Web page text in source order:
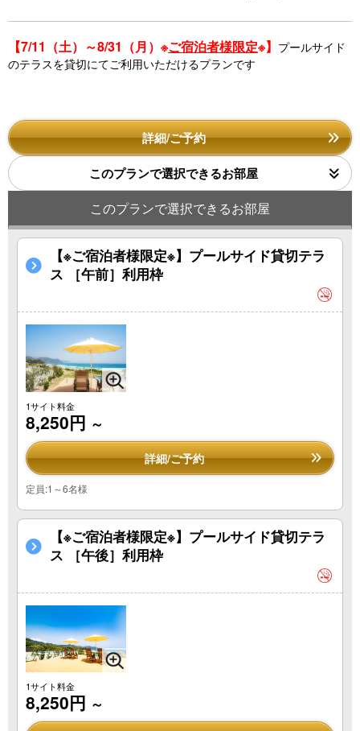
【7/11（土）～8/31（月）※ご宿泊者様限定※】 プールサイド
のテラスを貸切にてご利用いただけるプランです
詳細/ご予約
このプランで選択できるお部屋
このプランで選択できるお部屋
【※ご宿泊者様限定※】プールサイド貸切テラ
ス ［午前］利用枠
1サイト料金
8,250円 ～
詳細/ご予約
定員:1～6名様
【※ご宿泊者様限定※】プールサイド貸切テラ
ス ［午後］利用枠
1サイト料金
8,250円 ～